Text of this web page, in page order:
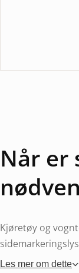
Når er
Kjøretøy og
plasseres
Les mer om dette